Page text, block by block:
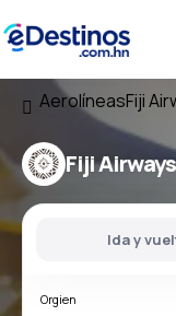
AerolíneasFiji
Fiji Airways
Ida y
Orgien